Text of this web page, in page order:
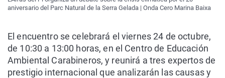
aniversario del Parc Natural de la Serra Gelada | Onda Cero Marina Baixa
El encuentro se celebrará el viernes 24 de octubre,
de 10:30 a 13:00 horas, en el Centro de Educación
Ambiental Carabineros, y reunirá a tres expertos de
prestigio internacional que analizarán las causas y